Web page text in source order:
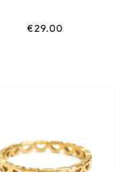
€29.00